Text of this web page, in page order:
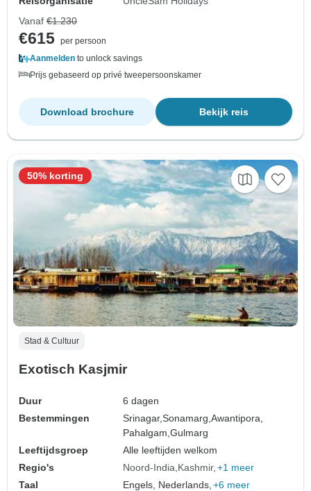
Vanaf €1.230
€615 per persoon
Aanmelden to unlock savings
Prijs gebaseerd op privé tweepersoonskamer
Bekijk reis
Download brochure
Stad & Cultuur
Exotisch Kasjmir
Duur
6 dagen
Bestemmingen
Srinagar,Sonamarg,Awantipora,
Pahalgam,Gulmarg
Leeftijdsgroep
Alle leeftijden welkom
Regio's
Noord-India Kashmir +1 meer
Taal
Engels, Nederlands, +6 meer
50% korting